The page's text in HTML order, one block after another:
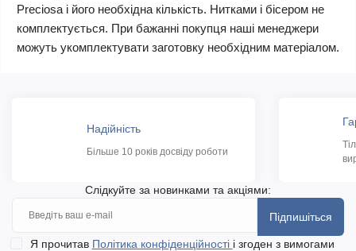
Preciosa і його необхідна кількість. Нитками і бісером не
комплектується. При бажанні покупця наші менеджери
можуть укомплектувати заготовку необхідним матеріалом.
Надійність
Більше 10 років досвіду роботи
Слідкуйте за новинками та акціями:
Підпишіться
Я прочитав Політика конфіденційності і згоден з вимогами